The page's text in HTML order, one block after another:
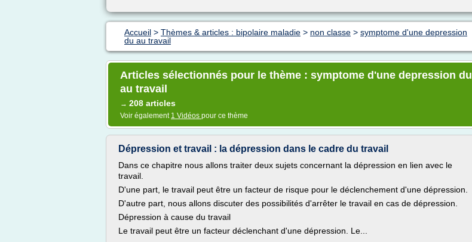
Accueil > Thèmes & articles : bipolaire maladie > non classe > symptome d'une depression
du au travail
Articles sélectionnés pour le thème : symptome d'une depression du
au travail
→ 208 articles
Voir également 1 Vidéos pour ce thème
Dépression et travail : la dépression dans le cadre du travail
Dans ce chapitre nous allons traiter deux sujets concernant la dépression en lien avec le
travail.
D'une part, le travail peut être un facteur de risque pour le déclenchement d'une dépression.
D'autre part, nous allons discuter des possibilités d'arrêter le travail en cas de dépression.
Dépression à cause du travail
Le travail peut être un facteur déclenchant d'une dépression. Le...